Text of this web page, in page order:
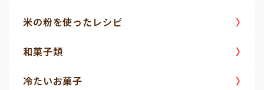
米の粉を使ったレシピ
和菓子類
冷たいお菓子